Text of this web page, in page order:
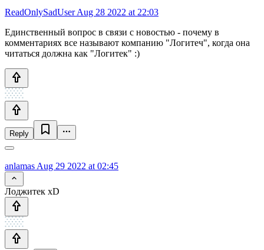
ReadOnlySadUserAug 28 2022 at 22:03
Единственный вопрос в связи с новостью - почему в
комментариях все называют компанию "Логитеч", когда она
читаться должна как "Логитек" :)
Reply
anlamas Aug 29 2022 at 02:45
Лоджитек xD